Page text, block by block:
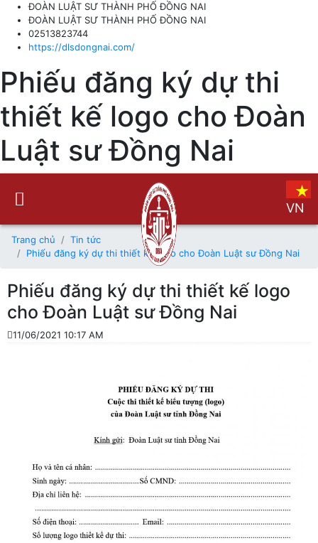
ĐOÀN LUẬT SƯ THÀNH PHỐ ĐỒNG NAI
ĐOÀN LUẬT SƯ THÀNH PHỐ ĐỒNG NAI
02513823744
https://dlsdongnai.com/
Phiếu đăng ký dự thi
thiết kế logo cho Đoàn
Luật sư Đồng Nai
VN
Trang chủ
Tin tức
Phiếu đăng ký dự thi thiết kế logo cho Đoàn Luật sư Đồng Nai
Phiếu đăng ký dự thi thiết kế logo
cho Đoàn Luật sư Đồng Nai
11/06/2021 10:17 AM